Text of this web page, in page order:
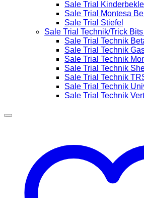
Sale Trial
Sale Trial Montesa
Sale Trial Stiefel
Sale Trial Technik/Trick
Sale Trial Technik
Sale Trial Technik
Sale Trial Technik
Sale Trial Technik
Sale Trial Technik
Sale Trial Technik
Sale Trial Technik